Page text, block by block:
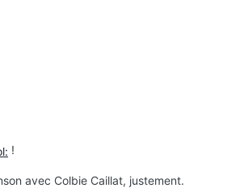
!
avec Colbie Caillat, justement.